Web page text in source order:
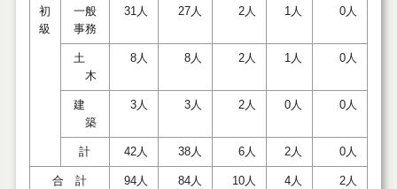
初
級
一般
事務
31人 27人 2人 1人 0人
土
木
8人 8人 2人 1人 0人
建
築
3人 3人 2人 0人 0人
計 42人 38人 6人 2人 0人
合 計 94人 84人 10人 4人 2人